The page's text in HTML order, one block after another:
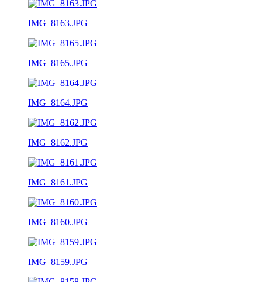
IMG_8163.JPG
IMG_8165.JPG
IMG_8164.JPG
IMG_8162.JPG
IMG_8161.JPG
IMG_8160.JPG
IMG_8159.JPG